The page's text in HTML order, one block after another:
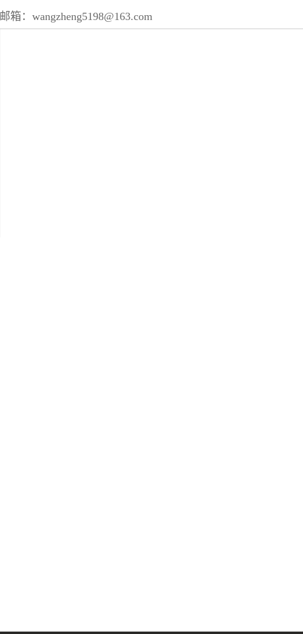
邮箱：wangzheng5198@163.com